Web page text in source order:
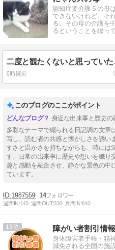
認知症要介護５の母
できないけれど、そ
る。その母の介護を
るということを綴っ
6時間前
このブログのここがポイント
身近な出来事と歴史の
多彩なテーマで綴られる日記調の文章
写し、読む者の共感と懐かしさを誘い
すさと温かさを持ちながらも、時には
す。日常の出来事に歴史や想いを織り
趣と感動を融合させ、静かな景色の中
ています。
1987559 14
週間IN:140 週間OUT:330 月間IN:640
13 障がい者割引情
身体障害者手帳・精
減免される全国の施